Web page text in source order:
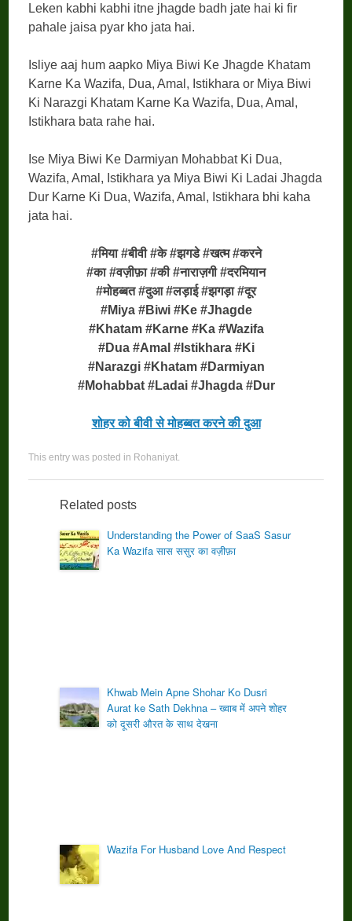
Leken kabhi kabhi itne jhagde badh jate hai ki fir
pahale jaisa pyar kho jata hai.
Isliye aaj hum aapko Miya Biwi Ke Jhagde Khatam
Karne Ka Wazifa, Dua, Amal, Istikhara or Miya Biwi
Ki Narazgi Khatam Karne Ka Wazifa, Dua, Amal,
Istikhara bata rahe hai.
Ise Miya Biwi Ke Darmiyan Mohabbat Ki Dua,
Wazifa, Amal, Istikhara ya Miya Biwi Ki Ladai Jhagda
Dur Karne Ki Dua, Wazifa, Amal, Istikhara bhi kaha
jata hai.
#मिया #बीवी #के #झगडे #खत्म #करने
#का #वज़ीफ़ा #की #नाराज़गी #दरमियान
#मोहब्बत #दुआ #लड़ाई #झगड़ा #दूर
#Miya #Biwi #Ke #Jhagde
#Khatam #Karne #Ka #Wazifa
#Dua #Amal #Istikhara #Ki
#Narazgi #Khatam #Darmiyan
#Mohabbat #Ladai #Jhagda #Dur
शोहर को बीवी से मोहब्बत करने की दुआ
This entry was posted in Rohaniyat
Related posts
Understanding the Power of SaaS Sasur
Ka Wazifa सास ससुर का वज़ीफ़ा
Khwab Mein Apne Shohar Ko Dusri
Aurat ke Sath Dekhna – ख्वाब में अपने शोहर
को दूसरी औरत के साथ देखना
Wazifa For Husband Love And Respect